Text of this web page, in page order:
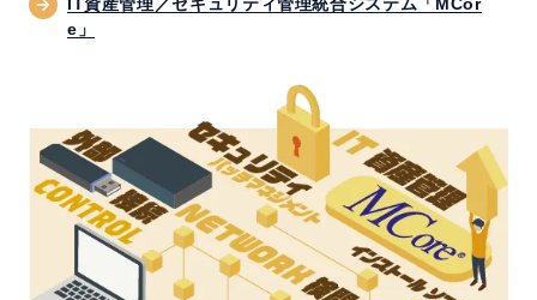
IT資産管理／セキュリティ管理統合システム「MCor
e」